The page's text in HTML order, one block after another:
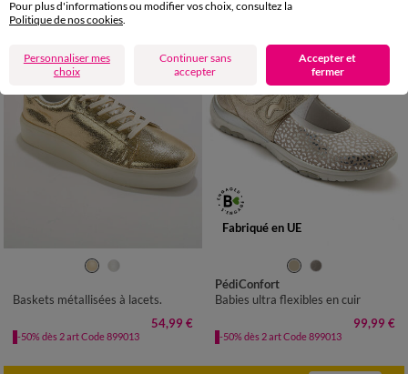
38 39
Baskets métallisées à lacets.
54,99 €
-50% dès 2 art Code 899013
Fabriqué en UE
38 39 40
PédiConfort
Babies ultra flexibles en cuir
99,99 €
-50% dès 2 art Code 899013
Pour plus d'informations ou modifier vos choix, consultez la
Politique de nos cookies
Personnaliser mes
choix
Continuer sans
accepter
Accepter et
fermer